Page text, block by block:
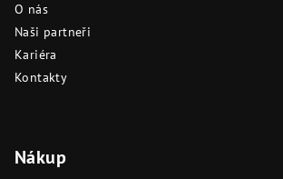
O nás
Naši partneři
Kariéra
Kontakty
Nákup